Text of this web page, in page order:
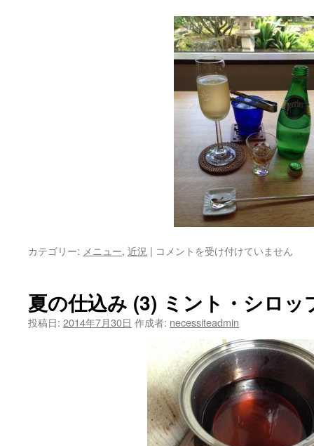
カテゴリー: メニュー, 近況 | ペ
ロ
マ
は
コメントを受け付けていません
夏の仕込み (3) ミント・シロッ
投稿日: 2014年7月30日 作成者: necessiteadmin